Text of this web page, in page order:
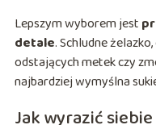
Lepszym wyborem jest
detale. Schludne
odstających metek czy
najbardziej wymyślna
Jak wyrazić